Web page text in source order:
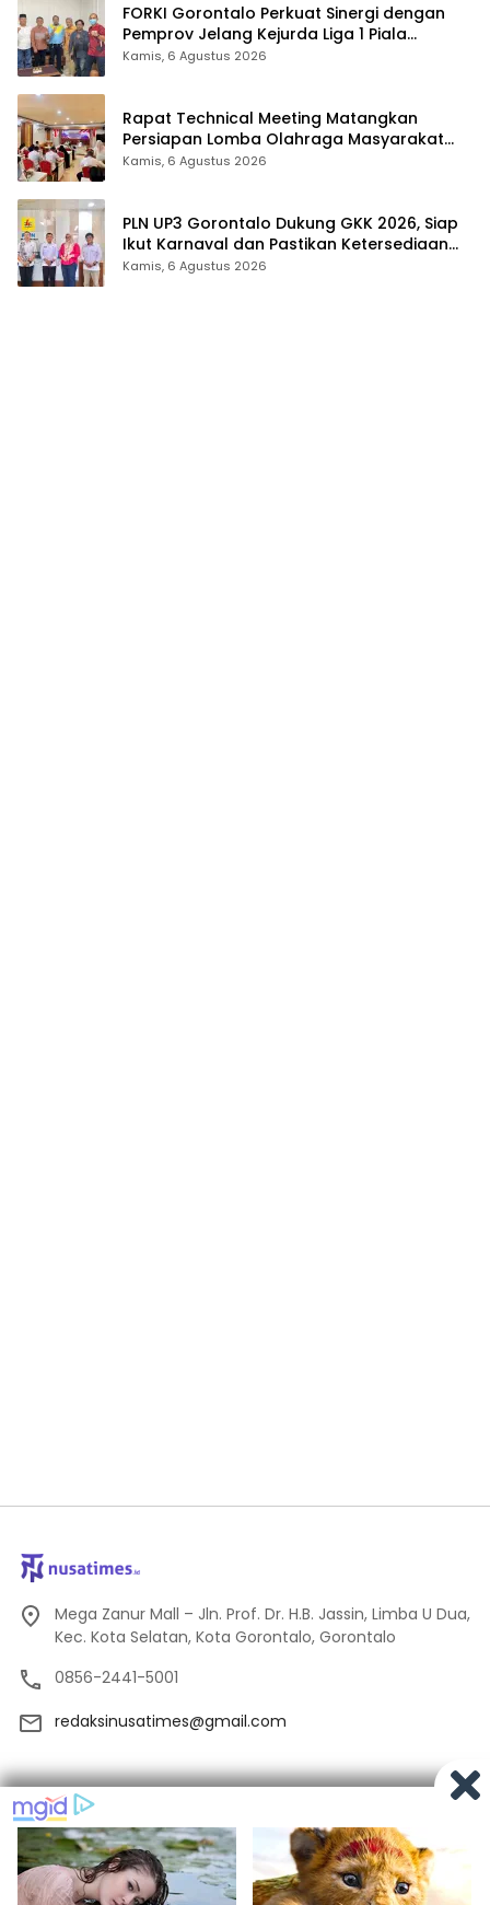
FORKI Gorontalo Perkuat Sinergi dengan
Pemprov Jelang Kejurda Liga 1 Piala
Gubernur 2026
Kamis, 6 Agustus 2026
Rapat Technical Meeting Matangkan
Persiapan Lomba Olahraga Masyarakat
Tingkat Provinsi Gorontalo
Kamis, 6 Agustus 2026
PLN UP3 Gorontalo Dukung GKK 2026, Siap
Ikut Karnaval dan Pastikan Ketersediaan
Listrik
Kamis, 6 Agustus 2026
Mega Zanur Mall – Jln. Prof. Dr. H.B. Jassin, Limba U Dua,
Kec. Kota Selatan, Kota Gorontalo, Gorontalo
0856-2441-5001
redaksinusatimes@gmail.com
Tentang Kami Redaksi Pedoman Media Siber